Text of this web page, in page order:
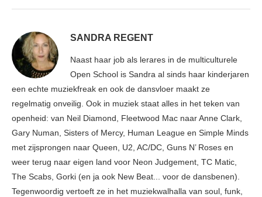
SANDRA REGENT
Naast haar job als lerares in de multiculturele
Open School is Sandra al sinds haar kinderjaren
een echte muziekfreak en ook de dansvloer maakt ze
regelmatig onveilig. Ook in muziek staat alles in het teken van
openheid: van Neil Diamond, Fleetwood Mac naar Anne Clark,
Gary Numan, Sisters of Mercy, Human League en Simple Minds
met zijsprongen naar Queen, U2, AC/DC, Guns N’ Roses en
weer terug naar eigen land voor Neon Judgement, TC Matic,
The Scabs, Gorki (en ja ook New Beat... voor de dansbenen).
Tegenwoordig vertoeft ze in het muziekwalhalla van soul, funk,